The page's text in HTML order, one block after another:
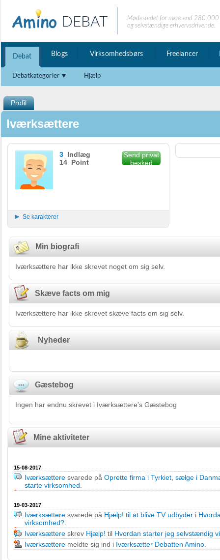
DEBAT
Mødestedet for mere end
og selvstændige erhvervsdrivende.
Debat Blogs Virksomhedsbørs Freelancer
Debatkategorier Hjælp
Profil
Iværksættere
3 Indlæg
14 Point
Send privat
besked
Se karakterer
Min biografi
Iværksættere har ikke skrevet noget om sig selv.
Skæve facts om mig
Iværksættere har ikke skrevet skæve facts om sig selv.
Nyheder
Gæstebog
Ingen har endnu skrevet i Iværksættere's Gæstebog
Mine aktiviteter
15-08-2017
Iværksættere svarede på Oprette firma i Tyrkiet, sælge i
starte virksomhed
19-03-2017
Iværksættere svarede på Hjælp! til at blive TV udbyder i
virksomhed?
Iværksættere skrev Hjælp! til Hvordan starter jeg selvstændig
Iværksættere meldte sig ind i Iværksætter Debatten Amino